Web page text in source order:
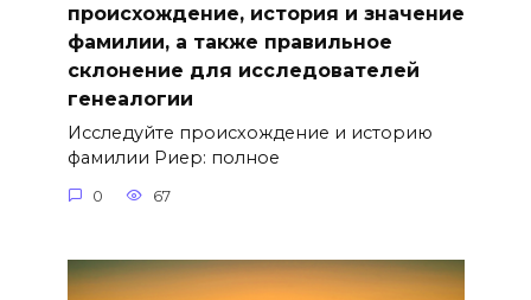
происхождение, история и значение
фамилии, а также правильное
склонение для исследователей
генеалогии
Исследуйте происхождение и историю
фамилии Риер: полное
0 67